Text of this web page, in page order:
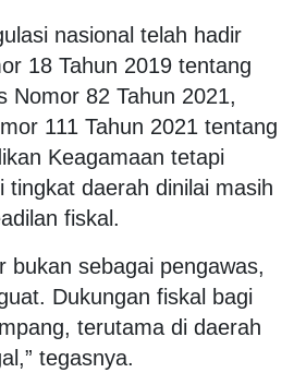
nasional telah hadir
18 Tahun 2019 tentang
Nomor 82 Tahun 2021,
111 Tahun 2021 tentang
Keagamaan tetapi
tingkat daerah dinilai masih
fiskal.
bukan sebagai pengawas,
Dukungan fiskal bagi
terutama di daerah
tegasnya.